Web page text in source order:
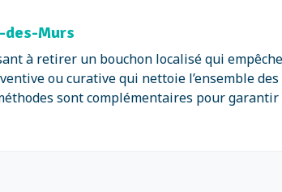
des-Murs
à retirer un bouchon localisé qui empêche
ou curative qui nettoie l’ensemble
sont complémentaires pour garantir